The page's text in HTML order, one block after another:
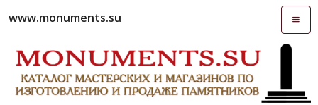
www.monuments.su